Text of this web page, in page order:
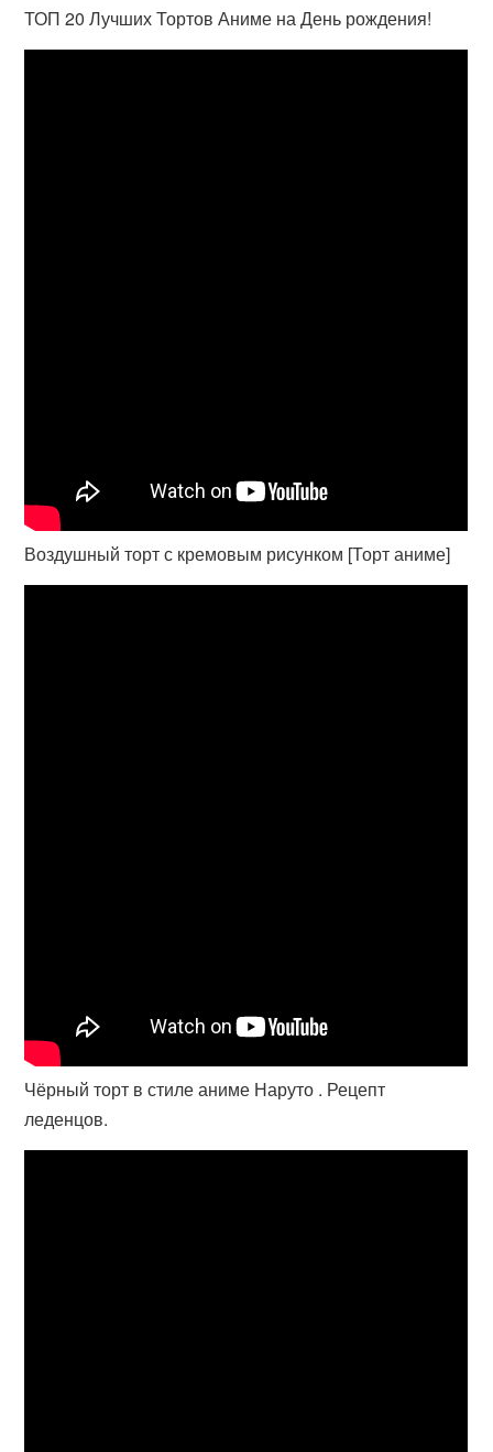
ТОП 20 Лучших Тортов Аниме на День рождения!
Воздушный торт с кремовым рисунком [Торт аниме]
Чёрный торт в стиле аниме Наруто . Рецепт
леденцов.